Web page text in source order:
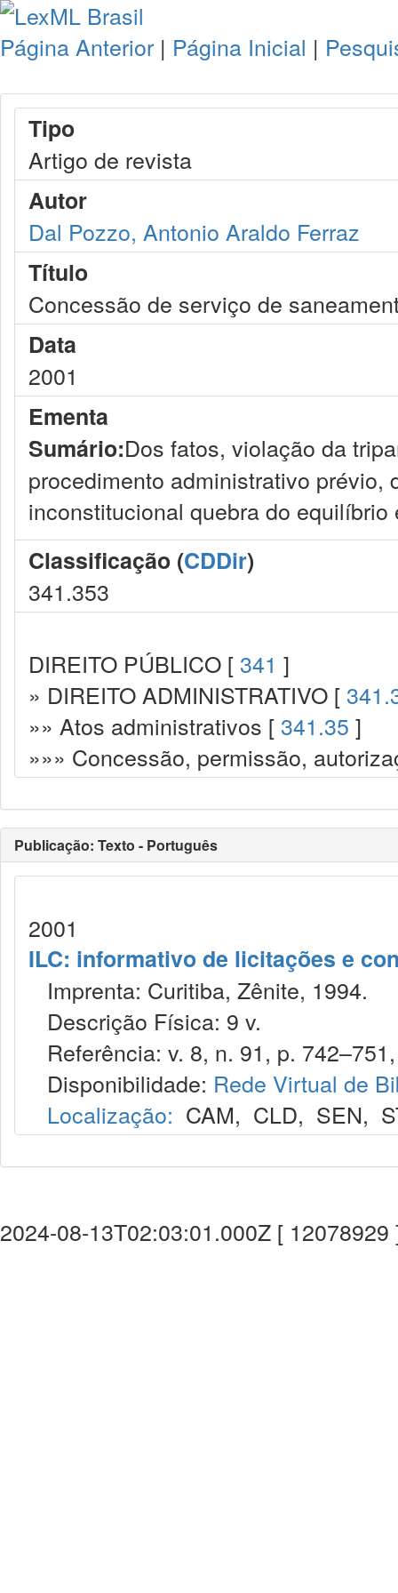
Página Anterior | Página Inicial |
Tipo
Artigo de revista
Autor
Dal Pozzo, Antonio Araldo Ferraz
Título
Concessão de serviço de
Data
2001
Ementa
Sumário:Dos fatos, violação da
procedimento administrativo
inconstitucional quebra do
Classificação (CDDir)
341.353
DIREITO PÚBLICO [ 341 ]
» DIREITO ADMINISTRATIVO [
»» Atos administrativos [ 341.35 ]
»»» Concessão, permissão,
Publicação: Texto - Português
2001
ILC: informativo de licitações e
Imprenta: Curitiba, Zênite, 1994.
Descrição Física: 9 v.
Referência: v. 8, n. 91, p.
Disponibilidade: Rede Virtual de
Localização: CAM, CLD, SEN,
2024-08-13T02:03:01.000Z [ 12078929